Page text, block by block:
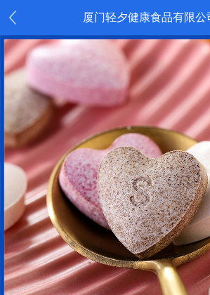
厦门轻夕健康食品有限公